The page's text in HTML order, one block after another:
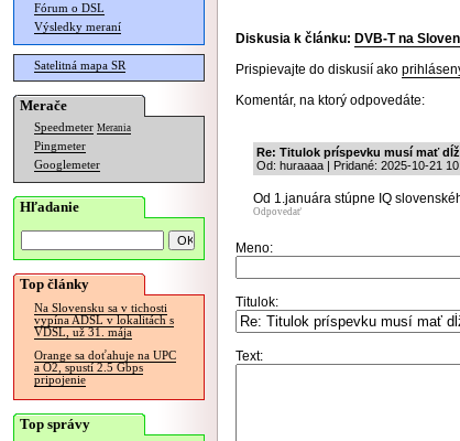
Fórum o DSL
Výsledky meraní
Satelitná mapa SR
Merače
Speedmeter Merania
Pingmeter
Googlemeter
Hľadanie
Top články
Na Slovensku sa v tichosti
vypína ADSL v lokalitách s
VDSL, už 31. mája
Orange sa doťahuje na UPC
a O2, spustí 2.5 Gbps
pripojenie
Top správy
Diskusia k článku: DVB-T na
Prispievajte do diskusií ako
Komentár, na ktorý odpovedáte:
Re: Titulok príspevku musí mať
Od: huraaaa | Pridané: 2025-10-21
Od 1.januára stúpne IQ
Odpovedať
Meno:
Titulok:
Text: